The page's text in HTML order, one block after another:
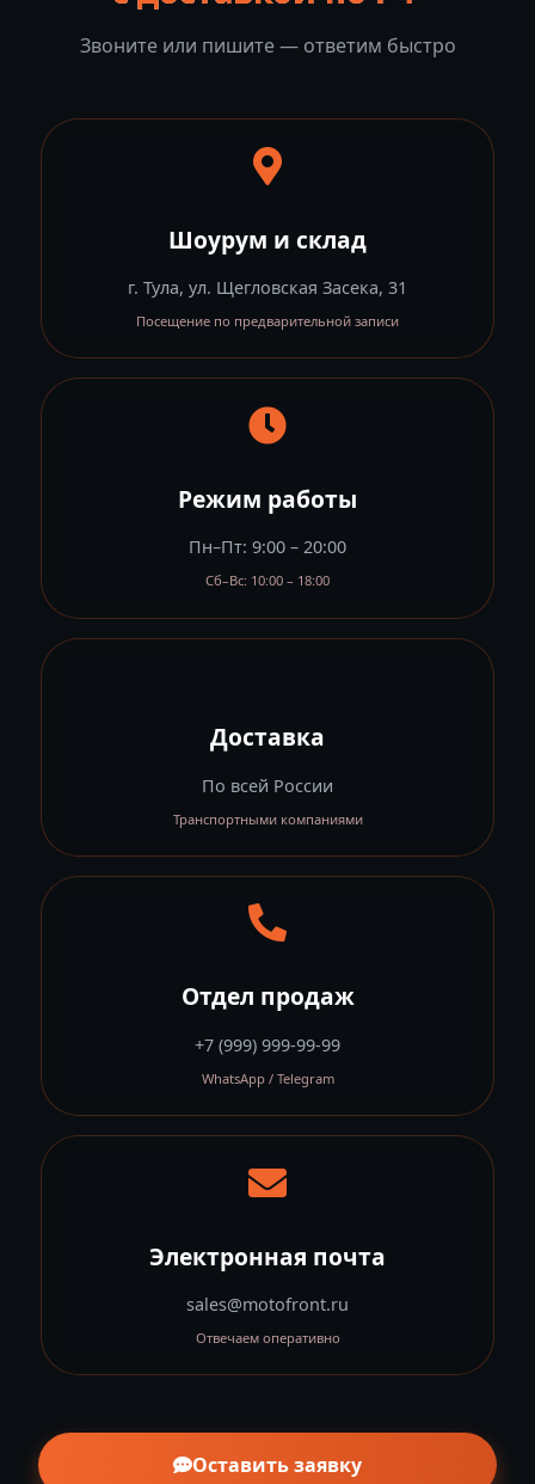
Звоните или пишите — ответим быстро
Шоурум и склад
г. Тула, ул. Щегловская Засека, 31
Посещение по предварительной записи
Режим работы
Пн–Пт: 9:00 – 20:00
Сб–Вс: 10:00 – 18:00
Доставка
По всей России
Транспортными компаниями
Отдел продаж
+7 (999) 999-99-99
WhatsApp / Telegram
Электронная почта
sales@motofront.ru
Отвечаем оперативно
Оставить заявку